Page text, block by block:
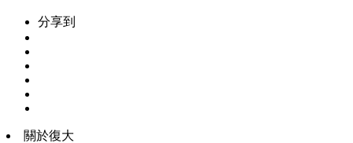
分享到
關於復大